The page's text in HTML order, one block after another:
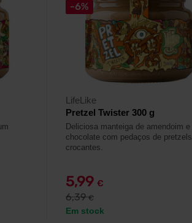
-6%
LifeLike
Pretzel Twister 300 g
Deliciosa manteiga de amendoim e
chocolate com pedaços de pretzels
crocantes.
5,99 €
6,39€
Em stock